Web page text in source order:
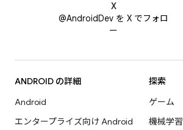
X
@AndroidDev を X でフォロ
ー
ANDROID の詳細
Android
エンタープライズ向け Android
探索
ゲーム
機械学習